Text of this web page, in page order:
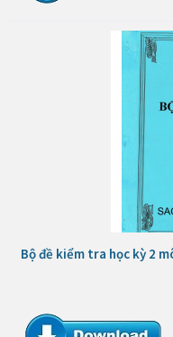
Bộ đề kiểm tra học kỳ 2